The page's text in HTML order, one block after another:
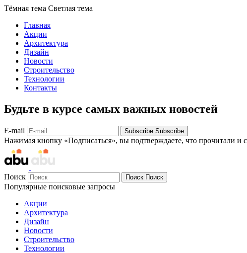
Тёмная тема Светлая тема
Главная
Акции
Архитектура
Дизайн
Новости
Строительство
Технологии
Контакты
Будьте в курсе самых важных новостей
E-mail Subscribe Subscribe
Нажимая кнопку «Подписаться», вы подтверждаете, что прочитали и
Поиск Поиск Поиск
Популярные поисковые запросы
Акции
Архитектура
Дизайн
Новости
Строительство
Технологии